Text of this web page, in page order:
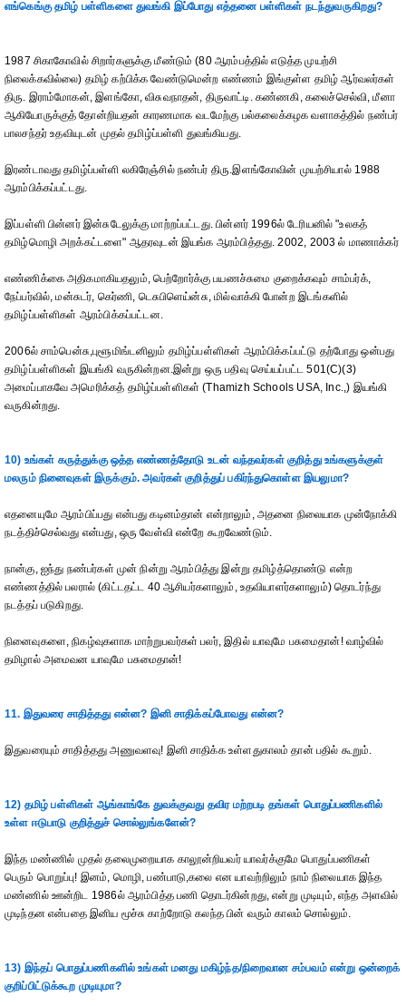
எங்கெங்கு தமிழ் பள்ளிகளை துவங்கி இப்போது எத்தனை பள்ளிகள் நடந்துவருகிறது?
1987 சிகாகோவில் சிறார்களுக்கு மீண்டும் (80 ஆரம்பத்தில் எடுத்த முயற்சி
நிலைக்கவில்லை) தமிழ் கற்பிக்க வேண்டுமென்ற எண்ணம் இங்குள்ள தமிழ் ஆர்வலர்கள்
திரு. இராம்மோகன், இளங்கோ, விசுவநாதன், திருவாட்டி. கண்ணகி, கலைச்செல்வி, மீனா
ஆகியோருக்குத் தோன்றியதன் காரணமாக வடமேற்கு பல்கலைக்கழக வளாகத்தில் நண்பர்
பாலசந்தர் உதவியுடன் முதல் தமிழ்ப்பள்ளி துவங்கியது.
இரண்டாவது தமிழ்ப்பள்ளி லகிரேஞ்சில் நண்பர் திரு.இளங்கோவின் முயற்சியால் 1988
ஆரம்பிக்கப்பட்டது.
இப்பள்ளி பின்னர் இன்சுடேலுக்கு மாற்றப்பட்டது. பின்னர் 1996ல் டேரியனில் "உலகத்
தமிழ்மொழி அறக்கட்டளை" ஆதரவுடன் இயங்க ஆரம்பித்தது. 2002, 2003 ல் மாணாக்கர்
எண்ணிக்கை அதிகமாகியதலும், பெற்றோர்க்கு பயணச்சுமை குறைக்கவும் சாம்பர்க்,
நேப்பர்வில், மன்சுடர், கெர்ணி, டெசுபிளெய்ன்சு, மில்வாக்கி போன்ற இடங்களில்
தமிழ்ப்பள்ளிகள் ஆரம்பிக்கப்பட்டன.
2006ல் சாம்பென்சு,புளூமிங்டனிலும் தமிழ்ப்பள்ளிகள் ஆரம்பிக்கப்பட்டு தற்போது ஒன்பது
தமிழ்ப்பள்ளிகள் இயங்கி வருகின்றன.இன்று ஒரு பதிவு செய்யப்பட்ட 501(C)(3)
அமைப்பாகவே அமெரிக்கத் தமிழ்ப்பள்ளிகள் (Thamizh Schools USA, Inc.,) இயங்கி
வருகின்றது.
10) உங்கள் கருத்துக்கு ஒத்த எண்ணத்தோடு உடன் வந்தவர்கள் குறித்து உங்களுக்குள்
மலரும் நினைவுகள் இருக்கும். அவர்கள் குறித்துப் பகிர்ந்துகொள்ள இயலுமா?
எதனையுமே ஆரம்பிப்பது என்பது கடினம்தான் என்றாலும், அதனை நிலையாக முன்நோக்கி
நடத்திச்செல்வது என்பது, ஒரு வேள்வி என்றே கூறவேண்டும்.
நான்கு, ஐந்து நண்பர்கள் முன் நின்று ஆரம்பித்து இன்று தமிழ்த்தொண்டு என்ற
எண்ணத்தில் பலரால் (கிட்டதட்ட 40 ஆசியர்களாலும், உதவியாளர்களாலும்) தொடர்ந்து
நடத்தப் படுகிறது.
நினைவுகளை, நிகழ்வுகளாக மாற்றுபவர்கள் பலர், இதில் யாவுமே பசுமைதான்! வாழ்வில்
தமிழால் அமைவன யாவுமே பசுமைதான்!
11. இதுவரை சாதித்தது என்ன? இனி சாதிக்கப்போவது என்ன?
இதுவரையும் சாதித்தது அணுவளவு! இனி சாதிக்க உள்ளதுகாலம் தான் பதில் கூறும்.
12) தமிழ் பள்ளிகள் ஆங்காங்கே துவக்குவது தவிர மற்றபடி தங்கள் பொதுப்பணிகளில்
உள்ள ஈடுபாடு குறித்துச் சொல்லுங்களேன்?
இந்த மண்ணில் முதல் தலைமுறையாக காலூன்றியவர் யாவர்க்குமே பொதுப்பணிகள்
பெரும் பொறுப்பு! இனம், மொழி, பண்பாடு,கலை என யாவற்றிலும் நாம் நிலையாக இந்த
மண்ணில் ஊன்றிட 1986ல் ஆரம்பித்த பணி தொடர்கின்றது, என்று முடியும், எந்த அளவில்
முடிந்தன என்பதை இனிய மூச்சு காற்றோடு கலந்த பின் வரும் காலம் சொல்லும்.
13) இந்தப் பொதுப்பணிகளில் உங்கள் மனது மகிழ்ந்த/நிறைவான‌ சம்பவம் என்று ஒன்றைக்
குறிப்பிட்டுக்கூற முடியுமா?